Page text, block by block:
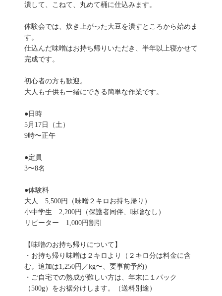
潰して、こねて、丸めて桶に仕込みます。
体験会では、炊き上がった大豆を潰すところから始めま
す。
仕込んだ味噌はお持ち帰りいただき、半年以上寝かせて
完成です。
初心者の方も歓迎。
大人も子供も一緒にできる簡単な作業です。
●日時
5月17日（土）
9時〜正午
●定員
3〜8名
●体験料
大人 5,500円（味噌２キロお持ち帰り）
小中学生 2,200円（保護者同伴、味噌なし）
リピーター 1,000円割引
【味噌のお持ち帰りについて】
・お持ち帰り味噌は２キロより（２キロ分は料金に含
む。追加は1,250円／kg〜、要事前予約）
・ご自宅での熟成が難しい方は、年末に１パック
（500g）をお裾分けします。（送料別途）